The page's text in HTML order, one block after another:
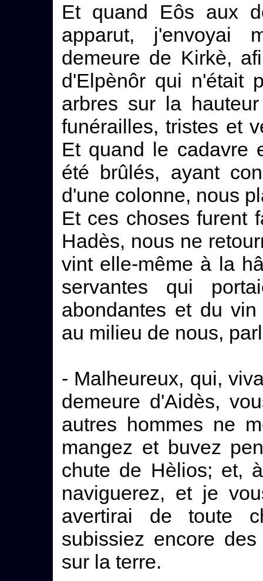
Et quand Eôs aux
apparut, j'envoyai
demeure de Kirkè,
d'Elpènôr qui n'était
arbres sur la
funérailles, tristes et
Et quand le cadavre
été brûlés, ayant
d'une colonne, nous
Et ces choses furent
Hadès, nous ne
vint elle-même à la
servantes qui
abondantes et du
au milieu de nous,
- Malheureux, qui,
demeure d'Aidès,
autres hommes ne
mangez et buvez
chute de Hèlios; et,
naviguerez, et je
avertirai de toute
subissiez encore
sur la terre.